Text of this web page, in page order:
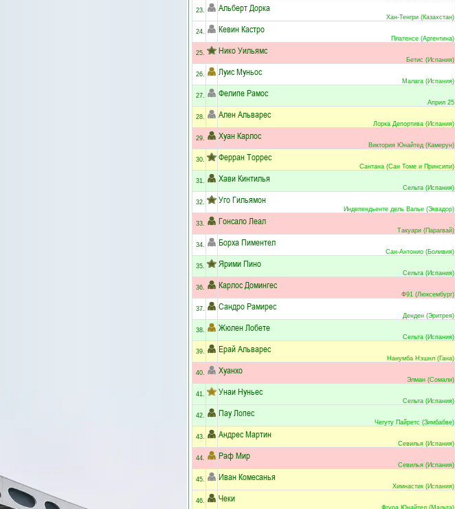
23. Альберт Дорка
Хан-Тенгри (Казахстан)
24. Кевин Кастро
Платенсе (Аргентина)
25. Нико Уильямс
Бетис (Испания)
26. Луис Муньос
Малага (Испания)
27. Фелипе Рамос
Април 25
28. Ален Альварес
Лорка Депортива (Испания)
29. Хуан Карлос
Виктория Юнайтед (Камерун)
30. Ферран Торрес
Сантана (Сан Томе и Принсипи)
31. Хави Кинтилья
Сельта (Испания)
32. Уго Гильямон
Индепендьенте дель Валье (Эквадор)
33. Гонсало Леал
Такуари (Парагвай)
34. Борха Пиментел
Сан-Антонио (Боливия)
35. Ярими Пино
Сельта (Испания)
36. Карлос Домингес
Ф91 (Люксембург)
37. Сандро Рамирес
Денден (Эритрея)
38. Жюлен Лобете
Сельта (Испания)
39. Ерай Альварес
Нанумба Нэшнл (Гана)
40. Хуанхо
Элман (Сомали)
41. Унаи Нуньес
Сельта (Испания)
42. Пау Лопес
Чегуту Пайретс (Зимбабве)
43. Андрес Мартин
Севилья (Испания)
44. Раф Мир
Севилья (Испания)
45. Иван Комесанья
Химнастик (Испания)
46. Чеки
Фгура Юнайтед (Мальта)